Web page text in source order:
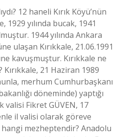
12 haneli Kırık Köyü’nün
yılında bucak, 1941
1944 yılında Ankara
ulaşan Kırıkkale, 21.06.1991
kavuşmuştur. Kırıkkale ne
21 Haziran 1989
merhum Cumhurbaşkanı
döneminde) yaptığı
Fikret GÜVEN, 17
il valisi olarak göreve
hangi mezheptendir? Anadolu